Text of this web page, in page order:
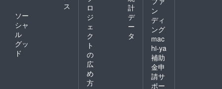
ス
ソー
シャ
ル
グッ
ド
ロ
ジ
ェ
ク
ト
の
広
め
方
計
デ
ー
タ
ン
ディ
ング
mac
hi-ya
補助
金申
請サ
ポー